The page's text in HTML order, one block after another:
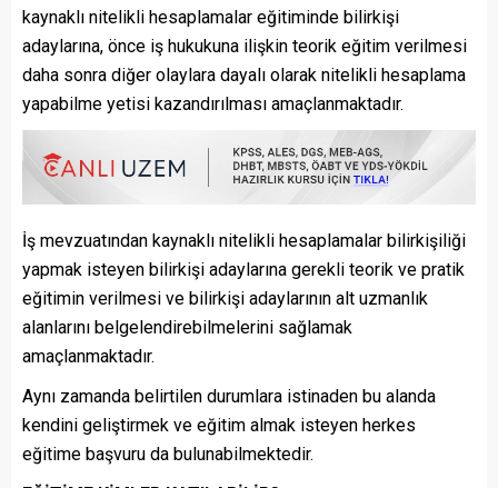
kaynaklı nitelikli hesaplamalar eğitiminde bilirkişi
adaylarına, önce iş hukukuna ilişkin teorik eğitim verilmesi
daha sonra diğer olaylara dayalı olarak nitelikli hesaplama
yapabilme yetisi kazandırılması amaçlanmaktadır.
İş mevzuatından kaynaklı nitelikli hesaplamalar bilirkişiliği
yapmak isteyen bilirkişi adaylarına gerekli teorik ve pratik
eğitimin verilmesi ve bilirkişi adaylarının alt uzmanlık
alanlarını belgelendirebilmelerini sağlamak
amaçlanmaktadır.
Aynı zamanda belirtilen durumlara istinaden bu alanda
kendini geliştirmek ve eğitim almak isteyen herkes
eğitime başvuru da bulunabilmektedir.